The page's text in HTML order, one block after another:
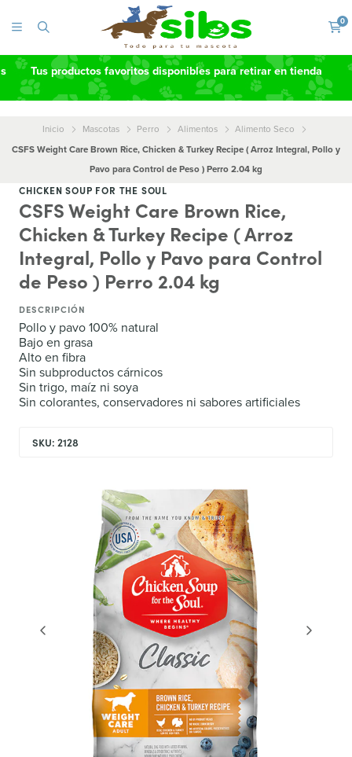
0
Tus productos favoritos disponibles para retirar en tienda
Inicio Mascotas Perro Alimentos
Alimento Seco
CSFS Weight Care Brown Rice, Chicken & Turkey Recipe ( Arroz Integral, Pollo y
Pavo para Control de Peso ) Perro 2.04 kg
CHICKEN SOUP FOR THE SOUL
CSFS Weight Care Brown Rice,
Chicken & Turkey Recipe ( Arroz
Integral, Pollo y Pavo para Control
de Peso ) Perro 2.04 kg
DESCRIPCIÓN
Pollo y pavo 100% natural
Bajo en grasa
Alto en fibra
Sin subproductos cárnicos
Sin trigo, maíz ni soya
Sin colorantes, conservadores ni sabores artificiales
SKU: 2128